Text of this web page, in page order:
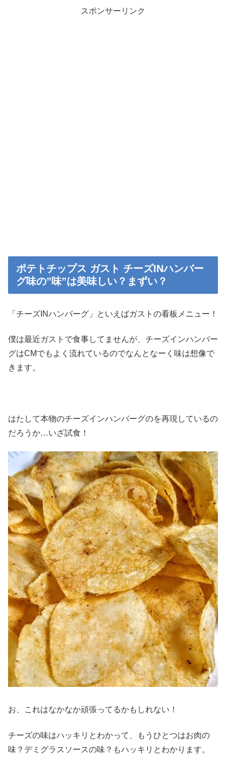
スポンサーリンク
ポテトチップス ガスト チーズINハンバー
グ味の”味”は美味しい？まずい？
「チーズINハンバーグ」といえばガストの看板メニュー！
僕は最近ガストで食事してませんが、チーズインハンバー
グはCMでもよく流れているのでなんとなーく味は想像で
きます。
はたして本物のチーズインハンバーグのを再現しているの
だろうか…いざ試食！
お、これはなかなか頑張ってるかもしれない！
チーズの味はハッキリとわかって、もうひとつはお肉の
味？デミグラスソースの味？もハッキリとわかります。